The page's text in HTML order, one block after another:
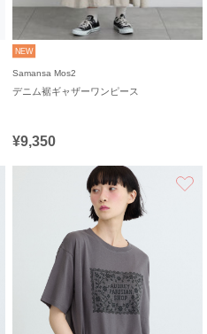
NEW
Samansa Mos2
デニム裾ギャザーワンピース
¥9,350